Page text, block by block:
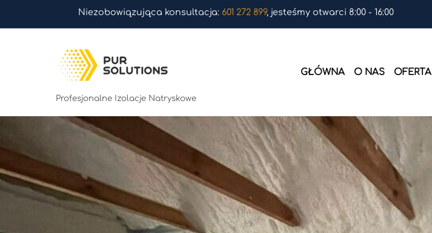
Niezobowiązująca konsultacja: 601 272 899, jesteśmy otwarci 8:00 - 16:00
Profesjonalne Izolacje Natryskowe
GŁÓWNA O NAS OFERTA